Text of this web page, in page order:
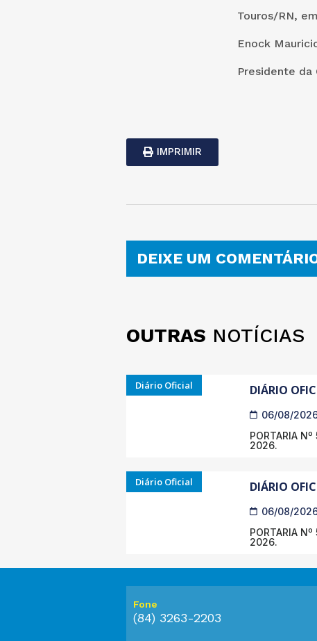
Touros/RN, em
Enock
Presidente da
IMPRIMIR
DEIXE UM
OUTRAS NOTÍCIAS
Diário Oficial DIÁRIO
06/08/
PORTARIA
2026.
Diário Oficial DIÁRIO
06/08/
PORTARIA
2026.
Fone
(84) 3263-2203